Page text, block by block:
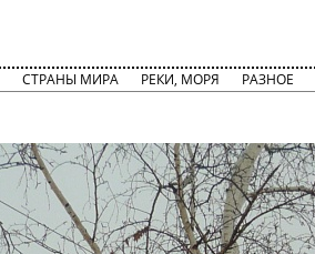
СТРАНЫ МИРА РЕКИ, МОРЯ РАЗНОЕ